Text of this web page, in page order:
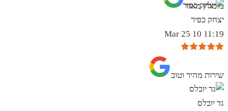
מומלץ מאוד
יצחק כפיר
11:19 10 Mar 25
שירות מהיר וטוב
גד יובלס